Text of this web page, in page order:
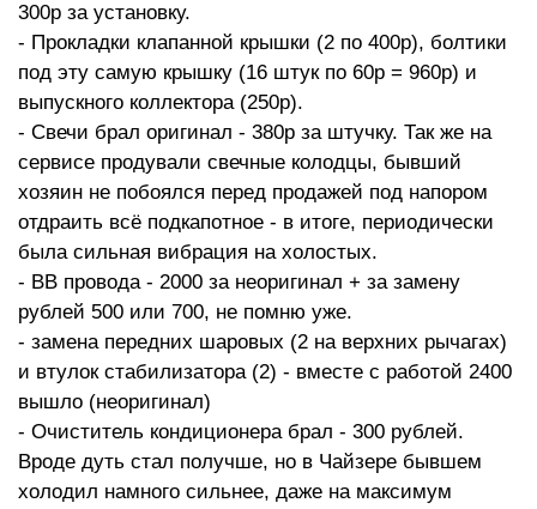
300р за установку.
- Прокладки клапанной крышки (2 по 400р), болтики
под эту самую крышку (16 штук по 60р = 960р) и
выпускного коллектора (250р).
- Свечи брал оригинал - 380р за штучку. Так же на
сервисе продували свечные колодцы, бывший
хозяин не побоялся перед продажей под напором
отдраить всё подкапотное - в итоге, периодически
была сильная вибрация на холостых.
- ВВ провода - 2000 за неоригинал + за замену
рублей 500 или 700, не помню уже.
- замена передних шаровых (2 на верхних рычагах)
и втулок стабилизатора (2) - вместе с работой 2400
вышло (неоригинал)
- Очиститель кондиционера брал - 300 рублей.
Вроде дуть стал получше, но в Чайзере бывшем
холодил намного сильнее, даже на максимум